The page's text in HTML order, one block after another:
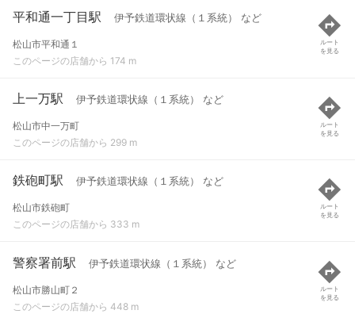
平和通一丁目駅 伊予鉄道環状線（１系統） など
松山市平和通１
このページの店舗から 174 m
ルート
を見る
上一万駅 伊予鉄道環状線（１系統） など
松山市中一万町
このページの店舗から 299 m
ルート
を見る
鉄砲町駅 伊予鉄道環状線（１系統） など
松山市鉄砲町
このページの店舗から 333 m
ルート
を見る
警察署前駅 伊予鉄道環状線（１系統） など
松山市勝山町２
このページの店舗から 448 m
ルート
を見る